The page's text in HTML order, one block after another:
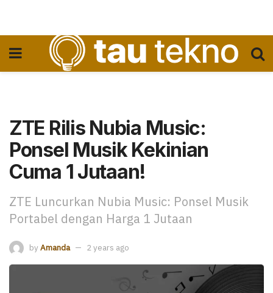
ZTE Rilis Nubia Music:
Ponsel Musik Kekinian
Cuma 1 Jutaan!
ZTE Luncurkan Nubia Music: Ponsel Musik
Portabel dengan Harga 1 Jutaan
by Amanda 2 years ago